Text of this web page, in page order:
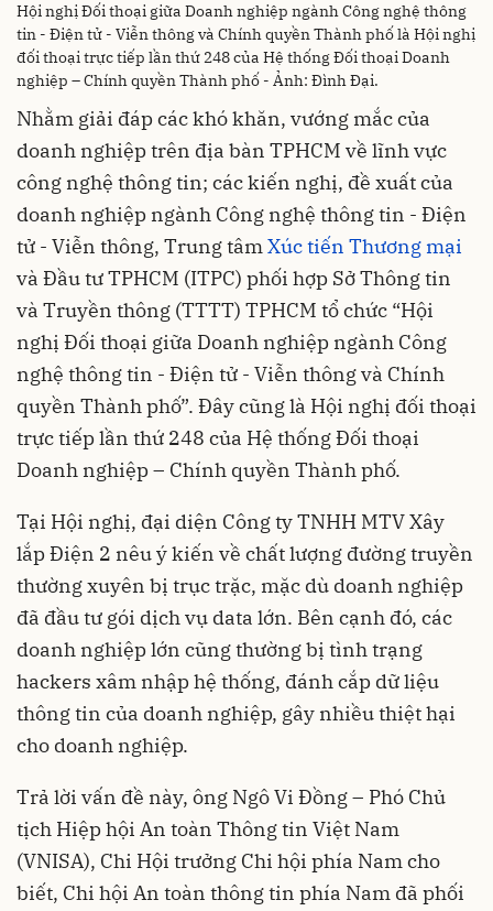
Hội nghị Đối thoại giữa Doanh nghiệp ngành Công nghệ thông
tin - Điện tử - Viễn thông và Chính quyền Thành phố là Hội nghị
đối thoại trực tiếp lần thứ 248 của Hệ thống Đối thoại Doanh
nghiệp – Chính quyền Thành phố - Ảnh: Đình Đại.
Nhằm giải đáp các khó khăn, vướng mắc của
doanh nghiệp trên địa bàn TPHCM về lĩnh vực
công nghệ thông tin; các kiến nghị, đề xuất của
doanh nghiệp ngành Công nghệ thông tin - Điện
tử - Viễn thông, Trung tâmXúc tiến Thương mại
và Đầu tư TPHCM (ITPC) phối hợp Sở Thông tin
và Truyền thông (TTTT) TPHCM tổ chức “Hội
nghị Đối thoại giữa Doanh nghiệp ngành Công
nghệ thông tin - Điện tử - Viễn thông và Chính
quyền Thành phố”. Đây cũng là Hội nghị đối thoại
trực tiếp lần thứ 248 của Hệ thống Đối thoại
Doanh nghiệp – Chính quyền Thành phố.
Tại Hội nghị, đại diện Công ty TNHH MTV Xây
lắp Điện 2 nêu ý kiến về chất lượng đường truyền
thường xuyên bị trục trặc, mặc dù doanh nghiệp
đã đầu tư gói dịch vụ data lớn. Bên cạnh đó, các
doanh nghiệp lớn cũng thường bị tình trạng
hackers xâm nhập hệ thống, đánh cắp dữ liệu
thông tin của doanh nghiệp, gây nhiều thiệt hại
cho doanh nghiệp.
Trả lời vấn đề này, ông Ngô Vi Đồng – Phó Chủ
tịch Hiệp hội An toàn Thông tin Việt Nam
(VNISA), Chi Hội trưởng Chi hội phía Nam cho
biết, Chi hội An toàn thông tin phía Nam đã phối